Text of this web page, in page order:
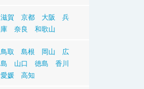
滋賀 京都 大阪
兵
庫
奈良 和歌山
鳥取 島根 岡山
広
島
山口 徳島
香川
愛媛
高知